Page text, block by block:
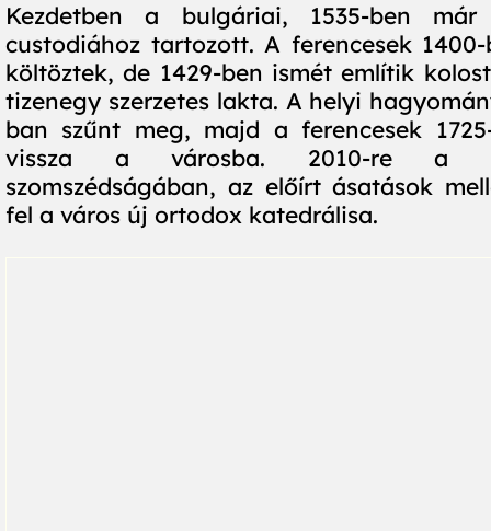
Kezdetben a bulgáriai, 1535-ben
custodiához tartozott. A ferencesek
költöztek, de 1429-ben ismét említik
tizenegy szerzetes lakta. A helyi
ban szűnt meg, majd a ferencesek
vissza a városba. 2010-re a
szomszédságában, az előírt ásatások
fel a város új ortodox katedrálisa.